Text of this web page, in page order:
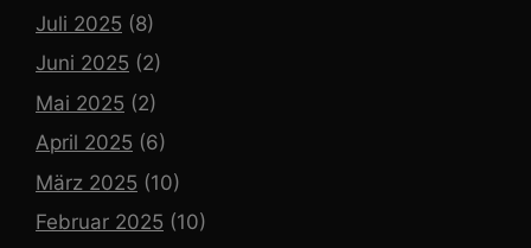
Juli 2025 (8)
Juni 2025 (2)
Mai 2025 (2)
April 2025 (6)
März 2025 (10)
Februar 2025 (10)